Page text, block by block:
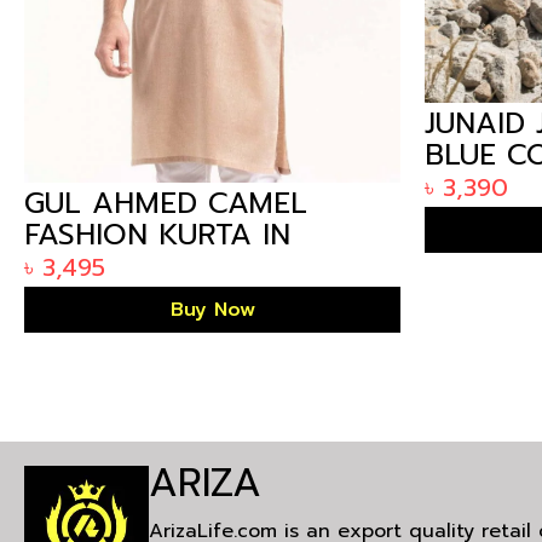
JUNAID JAMSHED CYAN
BLUE COTTON KURTA IN
BANGLADESH
৳3,390
Buy Now
ARIZA
ArizaLife.com is an export quality retail